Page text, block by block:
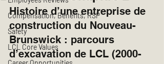
Compensation, Benefits, RSP
Safety
LCL Core Values
Histoire d’une entreprise de
construction du Nouveau-
Brunswick : parcours
d’excavation de LCL (2000-